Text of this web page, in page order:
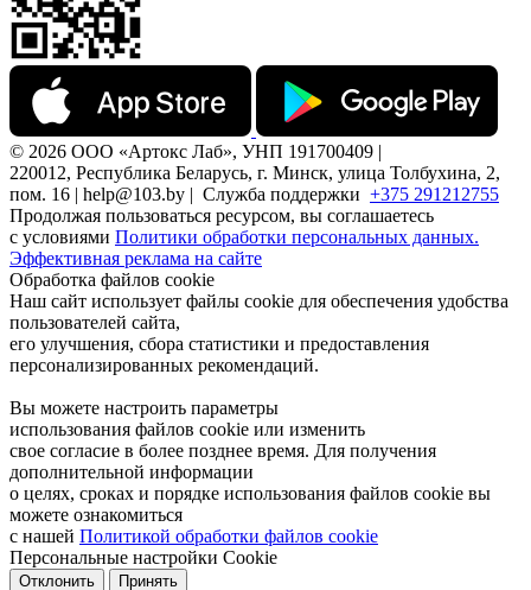
© 2026 ООО «Артокс Лаб», УНП 191700409 |
220012, Республика Беларусь, г. Минск, улица Толбухина, 2,
пом. 16 | help@103.by | Служба поддержки +375 291212755
Продолжая пользоваться ресурсом, вы соглашаетесь
с условиями Политики обработки персональных данных.
Эффективная реклама на сайте
Обработка файлов cookie
Наш сайт использует файлы cookie для обеспечения удобства
пользователей сайта,
его улучшения, сбора статистики и предоставления
персонализированных рекомендаций.
Вы можете настроить параметры
использования файлов cookie или изменить
свое согласие в более позднее время. Для получения
дополнительной информации
о целях, сроках и порядке использования файлов cookie вы
можете ознакомиться
с нашей Политикой обработки файлов cookie
Персональные настройки Cookie
Отклонить Принять